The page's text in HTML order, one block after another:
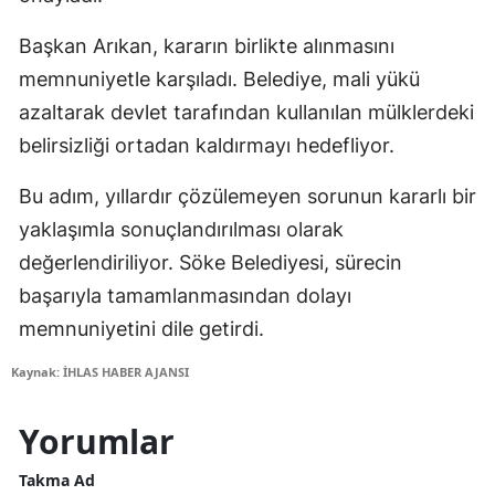
Başkan Arıkan, kararın birlikte alınmasını
memnuniyetle karşıladı. Belediye, mali yükü
azaltarak devlet tarafından kullanılan mülklerdeki
belirsizliği ortadan kaldırmayı hedefliyor.
Bu adım, yıllardır çözülemeyen sorunun kararlı bir
yaklaşımla sonuçlandırılması olarak
değerlendiriliyor. Söke Belediyesi, sürecin
başarıyla tamamlanmasından dolayı
memnuniyetini dile getirdi.
Kaynak: İHLAS HABER AJANSI
Yorumlar
Takma Ad